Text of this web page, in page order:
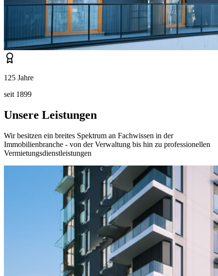
125 Jahre
seit 1899
Unsere Leistungen
Wir besitzen ein breites Spektrum an Fachwissen in der
Immobilienbranche - von der Verwaltung bis hin zu professionellen
Vermietungsdienstleistungen